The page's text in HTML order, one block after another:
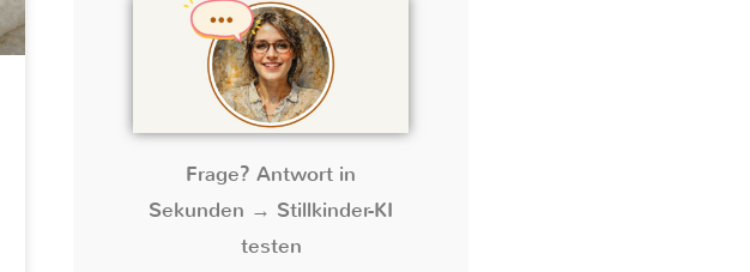
Frage? Antwort in
Sekunden → Stillkinder-KI
testen